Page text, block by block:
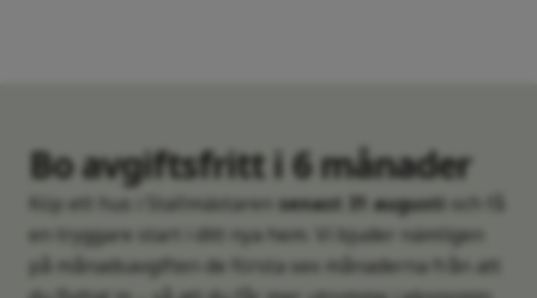
Bo avgiftsfritt i 6 månader
Köp ett hus i Stallmästaren senast 31 augusti och få
en tryggare start i ditt nya hem. Vi bjuder nämligen
på månadsavgiften de första sex månaderna från att